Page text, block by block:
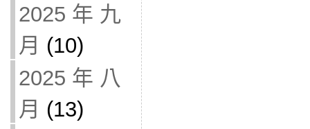
2025 年 九
月 (10)
2025 年 八
月 (13)